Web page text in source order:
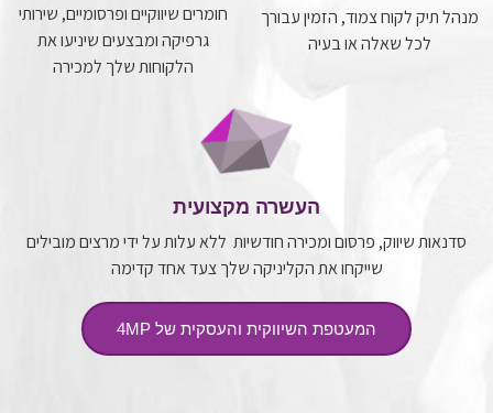
מנהל תיק לקוח צמוד, הזמין עבורך
לכל שאלה או בעיה
חומרים שיווקיים ופרסומיים, שירותי
גרפיקה ומבצעים שיניעו את
הלקוחות שלך למכירה
העשרה מקצועית
סדנאות שיווק, פרסום ומכירה חודשיות ללא עלות על ידי מרצים מובילים
שייקחו את הקליניקה שלך צעד אחד קדימה
המעטפת השיווקית והעסקית של 4MP